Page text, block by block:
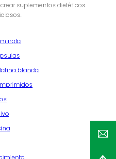
suplementos dietéticos
blanda